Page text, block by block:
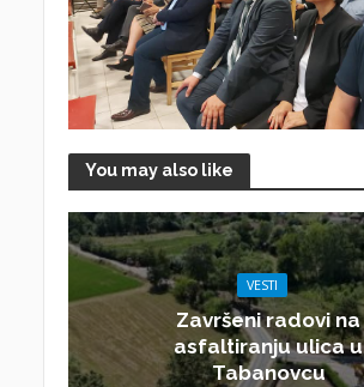
You may also like
VESTI
Završeni radovi na
asfaltiranju ulica u
Tabanovcu